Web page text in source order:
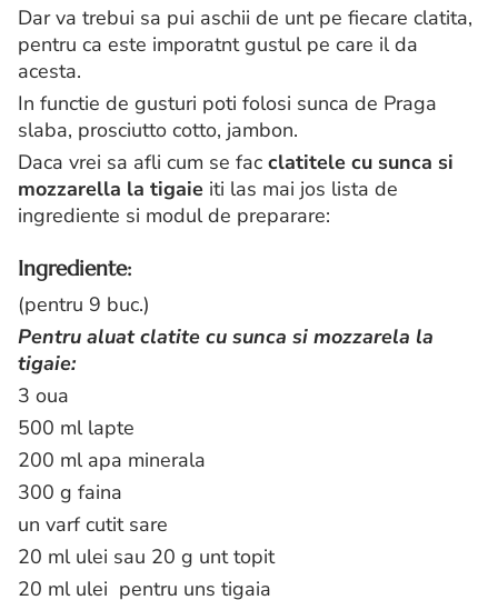
Dar va trebui sa pui aschii de unt pe fiecare clatita,
pentru ca este imporatnt gustul pe care il da
acesta.
In functie de gusturi poti folosi sunca de Praga
slaba, prosciutto cotto, jambon.
Daca vrei sa afli cum se fac clatitele cu sunca si
mozzarella la tigaie iti las mai jos lista de
ingrediente si modul de preparare:
Ingrediente:
(pentru 9 buc.)
Pentru aluat clatite cu sunca si mozzarela la
tigaie:
3 oua
500 ml lapte
200 ml apa minerala
300 g faina
un varf cutit sare
20 ml ulei sau 20 g unt topit
20 ml ulei pentru uns tigaia